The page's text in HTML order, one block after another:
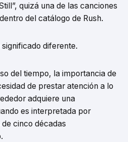
quizá una de las canciones
del catálogo de Rush.
diferente.
del tiempo, la importancia de
de prestar atención a lo
adquiere una
es interpretada por
cinco décadas